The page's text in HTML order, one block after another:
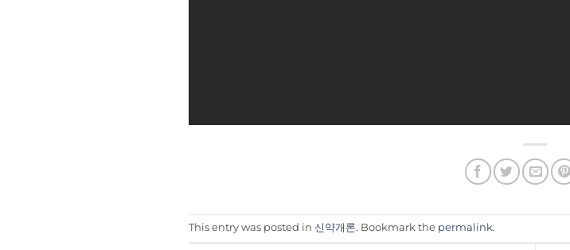
This entry was posted in 신약개론. Bookmark the permalink.